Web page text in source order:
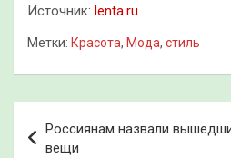
Источник: lenta.ru
Метки: Красота, Мода, стиль
по
Россиянам назвали
вещи